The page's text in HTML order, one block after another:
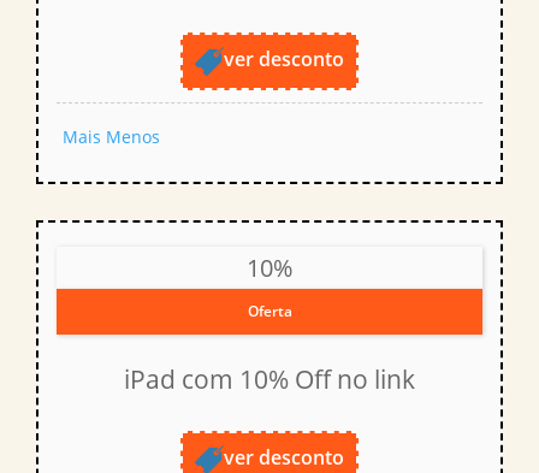
ver desconto
Mais Menos
10%
Oferta
iPad com 10% Off no link
ver desconto